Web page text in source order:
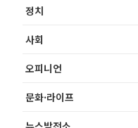
정치
사회
오피니언
문화·라이프